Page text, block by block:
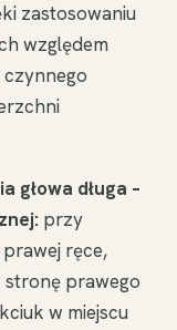
zastosowaniu
względem
głowa długa –
przy
ręce,
prawego
w miejscu